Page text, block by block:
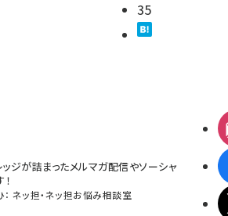
35
ジが詰まったメルマガ配信やソーシャ
ネッ担・ネッ担お悩み相談室